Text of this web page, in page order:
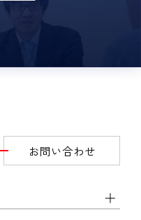
お問い合わせ